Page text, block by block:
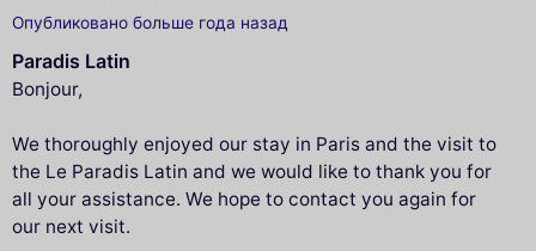
Опубликовано больше года назад
Paradis Latin
Bonjour,
We thoroughly enjoyed our stay in Paris and the visit to
the Le Paradis Latin and we would like to thank you for
all your assistance. We hope to contact you again for
our next visit.